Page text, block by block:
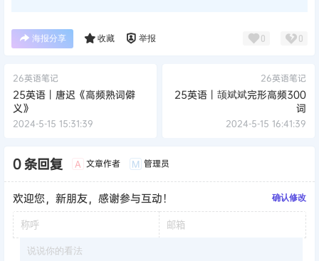
海报分享 收藏 举报 0 0
26英语笔记
25英语丨唐迟《高频熟词僻
义》
2024-5-15 15:31:39
26英语笔记
25英语丨颉斌斌完形高频300
词
2024-5-15 16:41:39
0 条回复 A 文章作者 M 管理员
欢迎您，新朋友，感谢参与互动！ 确认修改